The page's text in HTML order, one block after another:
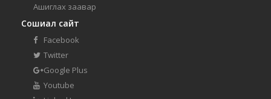
Ашиглах заавар
Сошиал сайт
Facebook
Twitter
Google Plus
Youtube